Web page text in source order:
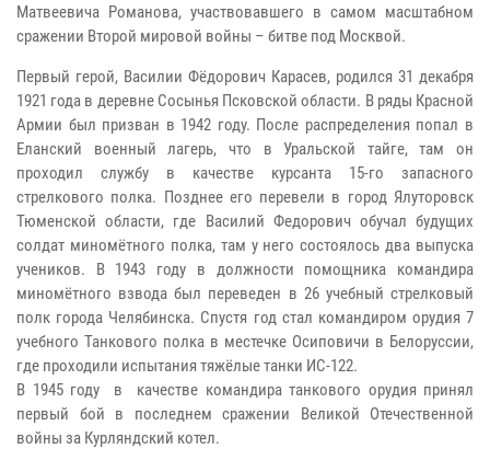
Матвеевича Романова, участвовавшего в самом масштабном
сражении Второй мировой войны – битве под Москвой.
Первый герой, Василии Фёдорович Карасев, родился 31 декабря
1921 года в деревне Сосынья Псковской области. В ряды Красной
Армии был призван в 1942 году. После распределения попал в
Еланский военный лагерь, что в Уральской тайге, там он
проходил службу в качестве курсанта 15-го запасного
стрелкового полка. Позднее его перевели в город Ялуторовск
Тюменской области, где Василий Федорович обучал будущих
солдат миномётного полка, там у него состоялось два выпуска
учеников. В 1943 году в должности помощника командира
миномётного взвода был переведен в 26 учебный стрелковый
полк города Челябинска. Спустя год стал командиром орудия 7
учебного Танкового полка в местечке Осиповичи в Белоруссии,
где проходили испытания тяжёлые танки ИС-122.
В 1945 году в качестве командира танкового орудия принял
первый бой в последнем сражении Великой Отечественной
войны за Курляндский котел.